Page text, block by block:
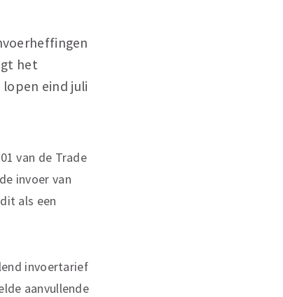
het
eind juli
van de Trade
invoer van
als een
invoertarief
aanvullende